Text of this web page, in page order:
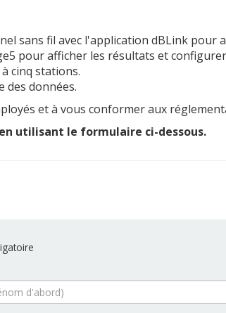
sans fil avec l'application dBLink pour
pour afficher les résultats et
cinq stations.
données.
et à vous conformer aux
utilisant le formulaire ci-dessous.